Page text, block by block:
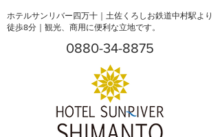
ホテルサンリバー四万十｜土佐くろしお鉄道中村駅より
徒歩8分｜観光、商用に便利な立地です。
0880-34-8875